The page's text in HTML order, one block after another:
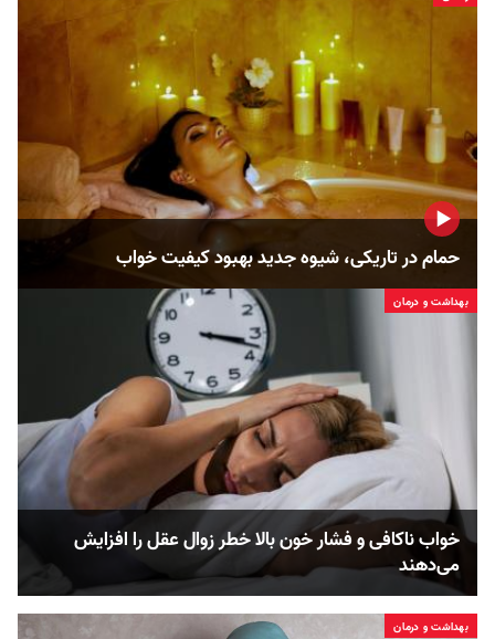
حمام در تاریکی، شیوه جدید بهبود کیفیت خواب
بهداشت و درمان
خواب ناکافی و فشار خون بالا خطر زوال عقل را افزایش
می‌دهند
بهداشت و درمان